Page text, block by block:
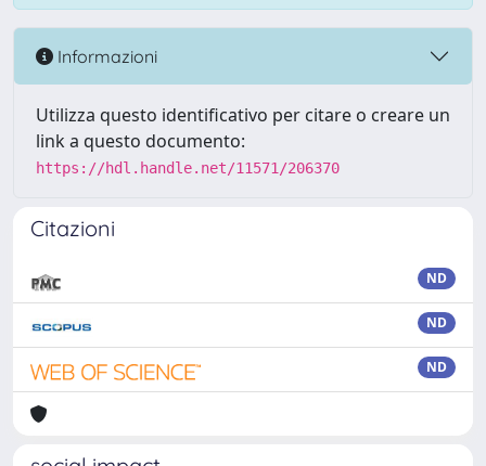
Informazioni
Utilizza questo identificativo per citare o creare un
link a questo documento:
https://hdl.handle.net/11571/206370
Citazioni
ND
ND
ND